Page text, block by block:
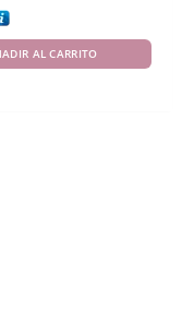
AL CARRITO